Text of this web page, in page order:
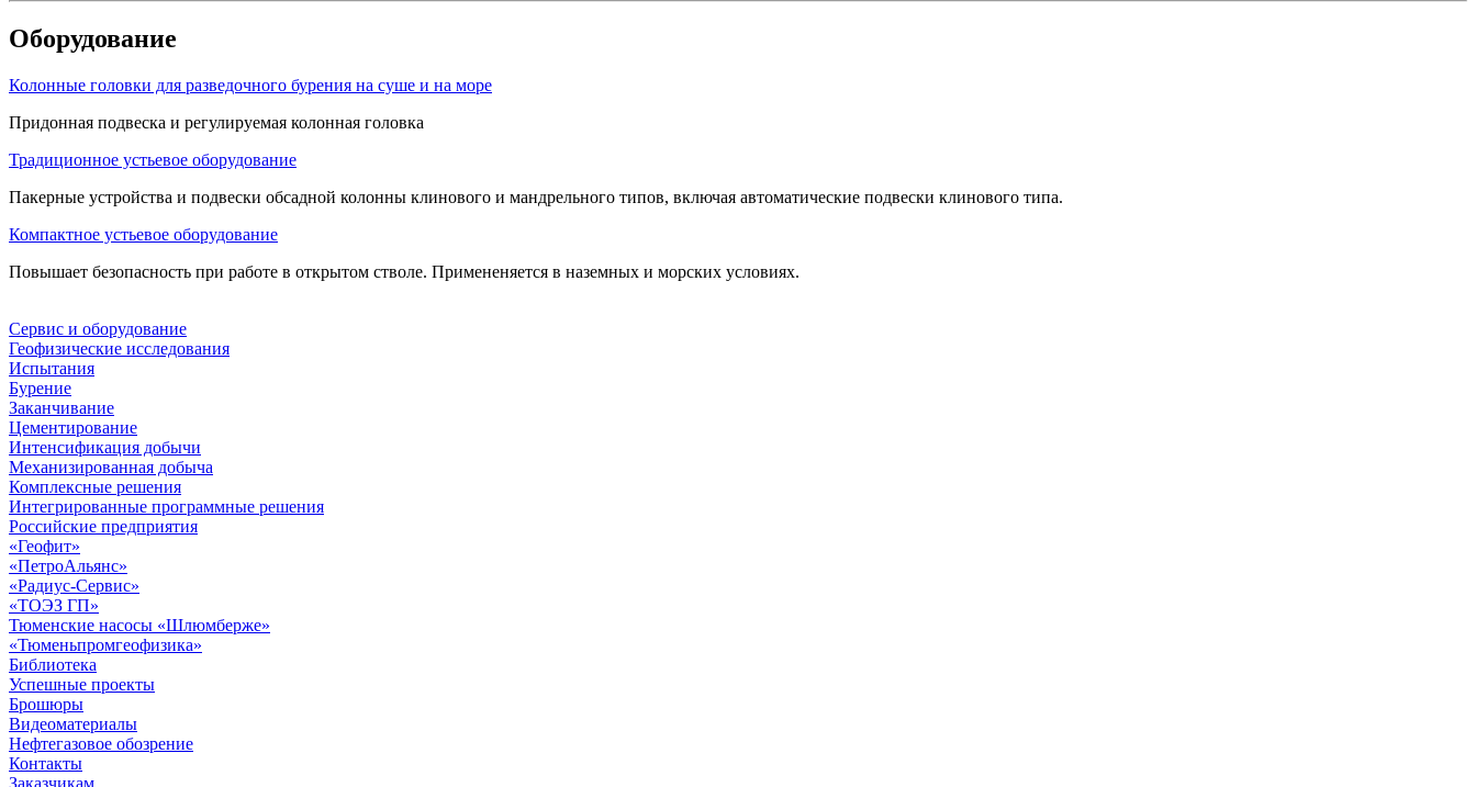
Оборудование
Колонные головки для разведочного бурения на суше и на море
Придонная подвеска и регулируемая колонная головка
Традиционное устьевое оборудование
Пакерные устройства и подвески обсадной колонны клинового и мандрельного типов, включая автоматические подвески клинового типа.
Компактное устьевое оборудование
Повышает безопасность при работе в открытом стволе. Примененяется в наземных и морских условиях.
Сервис и оборудование
Геофизические исследования
Испытания
Бурение
Заканчивание
Цементирование
Интенсификация добычи
Механизированная добыча
Комплексные решения
Интегрированные программные решения
Российские предприятия
«Геофит»
«ПетроАльянс»
«Радиус-Сервис»
«ТОЭЗ ГП»
Тюменские насосы «Шлюмберже»
«Тюменьпромгеофизика»
Библиотека
Успешные проекты
Брошюры
Видеоматериалы
Нефтегазовое обозрение
Контакты
Заказчикам